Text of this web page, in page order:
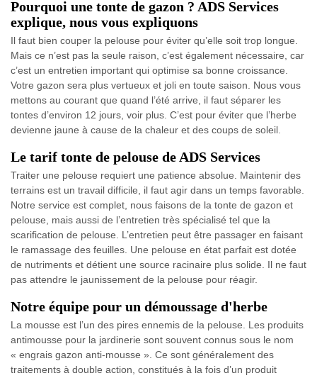
Pourquoi une tonte de gazon ? ADS Services
explique, nous vous expliquons
Il faut bien couper la pelouse pour éviter qu’elle soit trop longue.
Mais ce n’est pas la seule raison, c’est également nécessaire, car
c’est un entretien important qui optimise sa bonne croissance.
Votre gazon sera plus vertueux et joli en toute saison. Nous vous
mettons au courant que quand l’été arrive, il faut séparer les
tontes d’environ 12 jours, voir plus. C’est pour éviter que l’herbe
devienne jaune à cause de la chaleur et des coups de soleil.
Le tarif tonte de pelouse de ADS Services
Traiter une pelouse requiert une patience absolue. Maintenir des
terrains est un travail difficile, il faut agir dans un temps favorable.
Notre service est complet, nous faisons de la tonte de gazon et
pelouse, mais aussi de l’entretien très spécialisé tel que la
scarification de pelouse. L’entretien peut être passager en faisant
le ramassage des feuilles. Une pelouse en état parfait est dotée
de nutriments et détient une source racinaire plus solide. Il ne faut
pas attendre le jaunissement de la pelouse pour réagir.
Notre équipe pour un démoussage d'herbe
La mousse est l’un des pires ennemis de la pelouse. Les produits
antimousse pour la jardinerie sont souvent connus sous le nom
« engrais gazon anti-mousse ». Ce sont généralement des
traitements à double action, constitués à la fois d’un produit